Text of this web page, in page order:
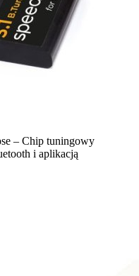
– Chip tuningowy
i aplikacją